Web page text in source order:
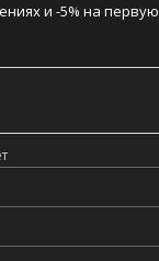
и -5% на первую